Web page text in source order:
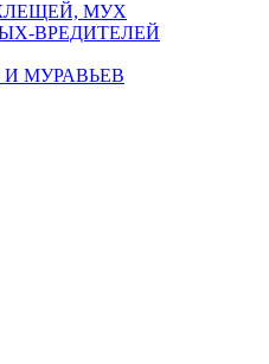
МУХ
ВРЕДИТЕЛЕЙ
МУРАВЬЕВ